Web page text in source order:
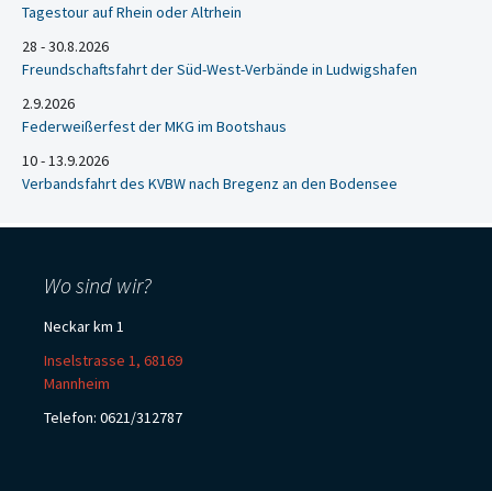
Tagestour auf Rhein oder Altrhein
28 - 30.8.2026
Freundschaftsfahrt der Süd-West-Verbände in Ludwigshafen
2.9.2026
Federweißerfest der MKG im Bootshaus
10 - 13.9.2026
Verbandsfahrt des KVBW nach Bregenz an den Bodensee
Wo sind wir?
Neckar km 1
Inselstrasse 1, 68169
Mannheim
Telefon: 0621/312787